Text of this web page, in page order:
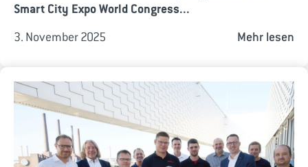
Smart City Expo World Congress...
3. November 2025 Mehr lesen